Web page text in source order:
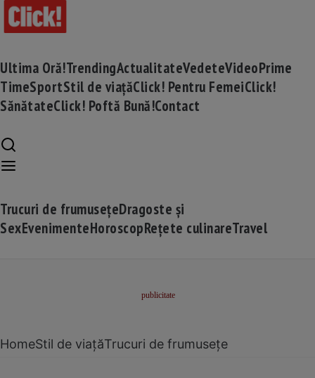
Ultima Oră!TrendingActualitateVedeteVideoPrime
TimeSportStil de viațăClick! Pentru FemeiClick!
SănătateClick! Poftă Bună!Contact
Trucuri de frumusețeDragoste și
SexEvenimenteHoroscopRețete culinareTravel
HomeStil de viațăTrucuri de frumusețe